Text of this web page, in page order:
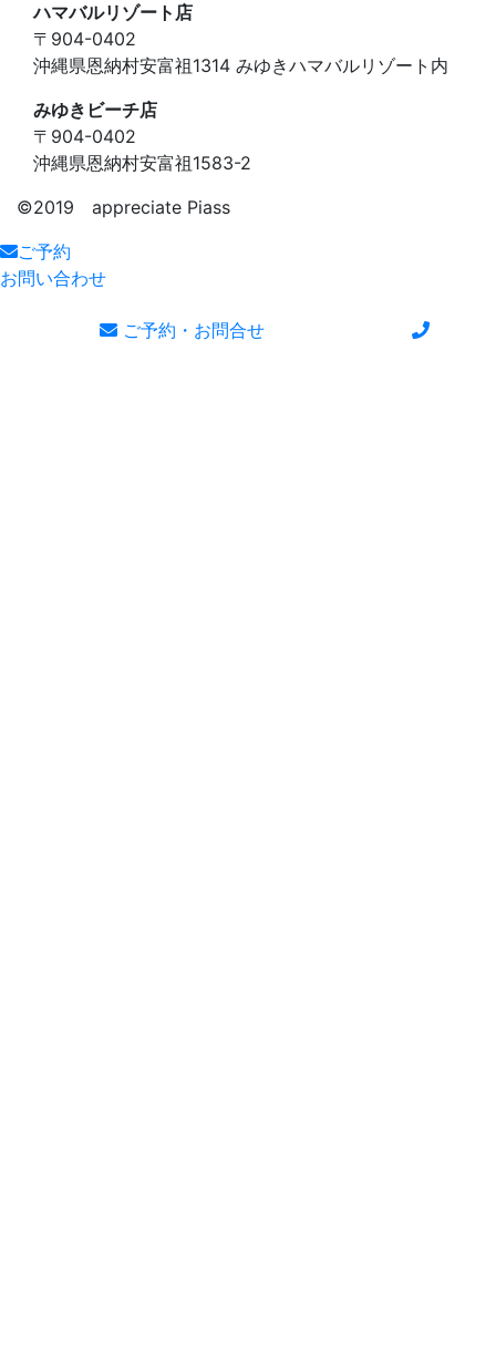
ハマバルリゾート店
〒904-0402
沖縄県恩納村安富祖1314 みゆきハマバルリゾート内
みゆきビーチ店
〒904-0402
沖縄県恩納村安富祖1583-2
©️2019 appreciate Piass
ご予約
お問い合わせ
ご予約・お問合せ